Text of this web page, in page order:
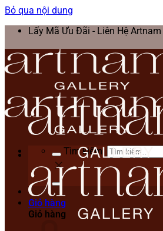
Bỏ qua nội dung
Lấy Mã Ưu Đãi - Liên Hệ Artnam
Tìm kiếm:
Giỏ hàng
Giỏ hàng